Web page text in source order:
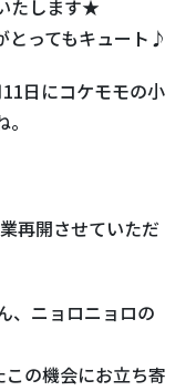
たします★
とってもキュート♪
日にコケモモの小
再開させていただ
、ニョロニョロの
の機会にお立ち寄